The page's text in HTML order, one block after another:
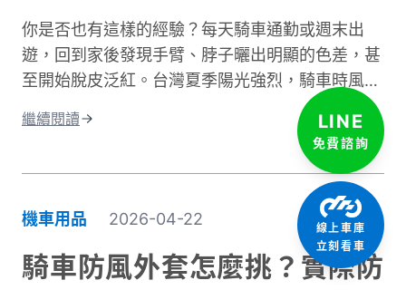
型，更是守護生命的投資。本文將深入解析機車防
摔褲的防護原理、材質差異、CE認證標準，以及
如何根據通勤或長途需求進行防摔褲選購。讓你找
到兼顧安全、舒適與預算的理想選擇。
你是否也有這樣的經驗？每天騎車通勤或週末出
遊，回到家後發現手臂、脖子曬出明顯的色差，甚
至開始脫皮泛紅。台灣夏季陽光強烈，騎車時風吹
過來雖然涼爽，但紫外線的傷害其實一點也沒減
少。許多人以為騎車防曬只是愛美的選擇，其實這
更是保護肌膚健康的重要課題。當你騎車移動時，
皮膚接受的紫外線曝曬量比步行多出好幾倍，長期
下來容易造成曬傷、曬黑，甚至加速肌膚老化。別
擔心，做好紫外線防護並不複雜！本文將帶你了解
台灣氣候下的曝曬風險，並分享從頭部到腳部的完
整防曬裝備選擇。只要掌握正確方法，你也能在享
繼續閱讀
機車用品 2026-04-22
騎車防風外套怎麼挑？實際防
LINE
免費諮詢
線上車庫
立刻看車